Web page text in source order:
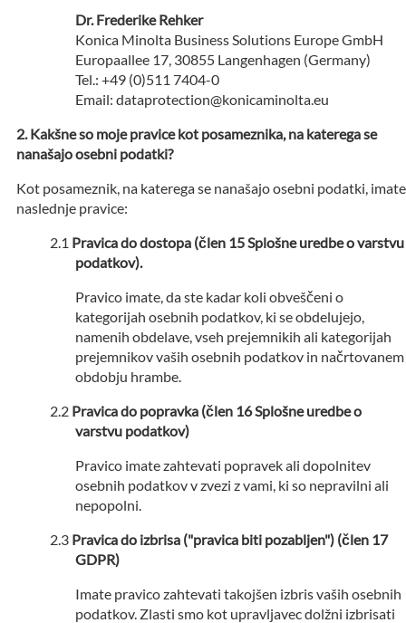
Dr. Frederike Rehker
Konica Minolta Business Solutions Europe GmbH
Europaallee 17, 30855 Langenhagen (Germany)
Tel.: +49 (0)511 7404-0
Email: dataprotection@konicaminolta.eu
Kakšne so moje pravice kot posameznika, na katerega se
nanašajo osebni podatki?
Kot posameznik, na katerega se nanašajo osebni podatki, imate
naslednje pravice:
Pravica do dostopa (člen 15 Splošne uredbe o varstvu
podatkov).
Pravico imate, da ste kadar koli obveščeni o
kategorijah osebnih podatkov, ki se obdelujejo,
namenih obdelave, vseh prejemnikih ali kategorijah
prejemnikov vaših osebnih podatkov in načrtovanem
obdobju hrambe.
Pravica do popravka (člen 16 Splošne uredbe o
varstvu podatkov)
Pravico imate zahtevati popravek ali dopolnitev
osebnih podatkov v zvezi z vami, ki so nepravilni ali
nepopolni.
Pravica do izbrisa ("pravica biti pozabljen") (člen 17
GDPR)
Imate pravico zahtevati takojšen izbris vaših osebnih
podatkov. Zlasti smo kot upravljavec dolžni izbrisati